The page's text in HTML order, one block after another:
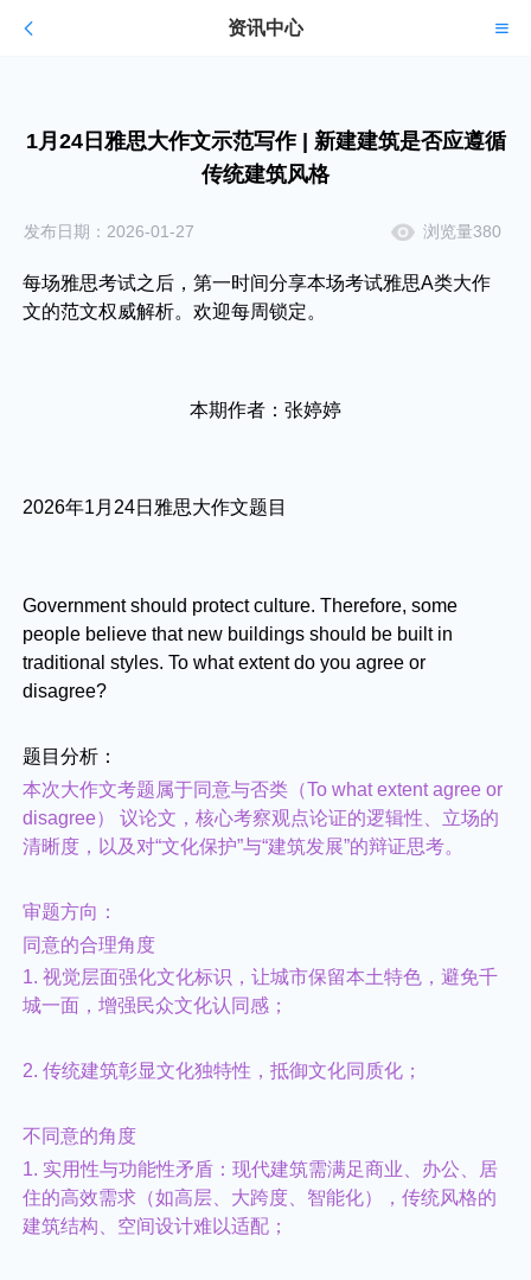
资讯中心
1月24日雅思大作文示范写作 | 新建建筑是否应遵循
传统建筑风格
发布日期：2026-01-27 浏览量380
每场雅思考试之后，第一时间分享本场考试雅思A类大作
文的范文权威解析。欢迎每周锁定。
本期作者：张婷婷
2026年1月24日雅思大作文题目
Government should protect culture. Therefore, some
people believe that new buildings should be built in
traditional styles. To what extent do you agree or
disagree?
题目分析：
本次大作文考题属于同意与否类（To what extent agree or
disagree） 议论文，核心考察观点论证的逻辑性、立场的
清晰度，以及对“文化保护”与“建筑发展”的辩证思考。
审题方向：
同意的合理角度
1. 视觉层面强化文化标识，让城市保留本土特色，避免千
城一面，增强民众文化认同感；
2. 传统建筑彰显文化独特性，抵御文化同质化；
不同意的角度
1. 实用性与功能性矛盾：现代建筑需满足商业、办公、居
住的高效需求（如高层、大跨度、智能化），传统风格的
建筑结构、空间设计难以适配；